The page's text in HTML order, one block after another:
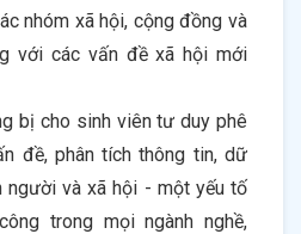
nhóm xã hội, cộng đồng và
với các vấn đề xã hội mới
bị cho sinh viên tư duy phê
đề, phân tích thông tin, dữ
người và xã hội - một yếu tố
trong mọi ngành nghề,